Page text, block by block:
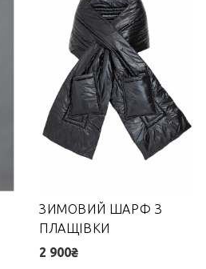
ЗИМОВИЙ ШАРФ З
ПЛАЩІВКИ
2 900₴